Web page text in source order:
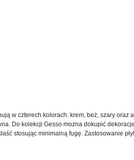
w czterech kolorach: krem, beż, szary oraz
Do kolekcji Gesso można dokupić
stosując minimalną fugę. Zastosowanie